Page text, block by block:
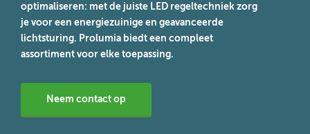
optimaliseren: met de juiste LED regeltechniek zorg
je voor een energiezuinige en geavanceerde
lichtsturing. Prolumia biedt een compleet
assortiment voor elke toepassing.
Neem contact op